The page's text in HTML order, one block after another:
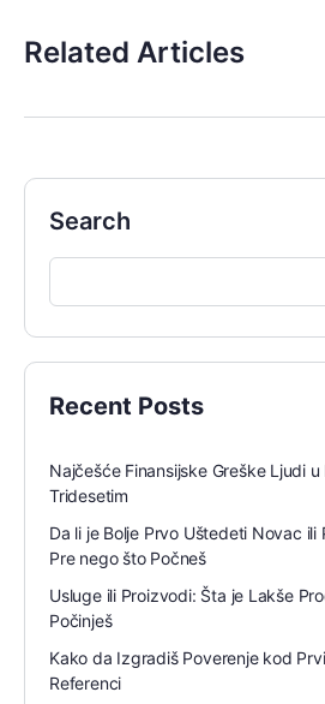
Related Articles
Search
Recent Posts
Najčešće Finansijske Greške Ljudi
Tridesetim
Da li je Bolje Prvo Uštedeti Novac ili
Pre nego što Počneš
Usluge ili Proizvodi: Šta je Lakše
Počinješ
Kako da Izgradiš Poverenje kod
Referenci